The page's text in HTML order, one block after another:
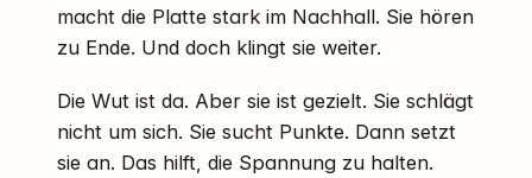
macht die Platte stark im Nachhall. Sie hören
zu Ende. Und doch klingt sie weiter.
Die Wut ist da. Aber sie ist gezielt. Sie schlägt
nicht um sich. Sie sucht Punkte. Dann setzt
sie an. Das hilft, die Spannung zu halten.